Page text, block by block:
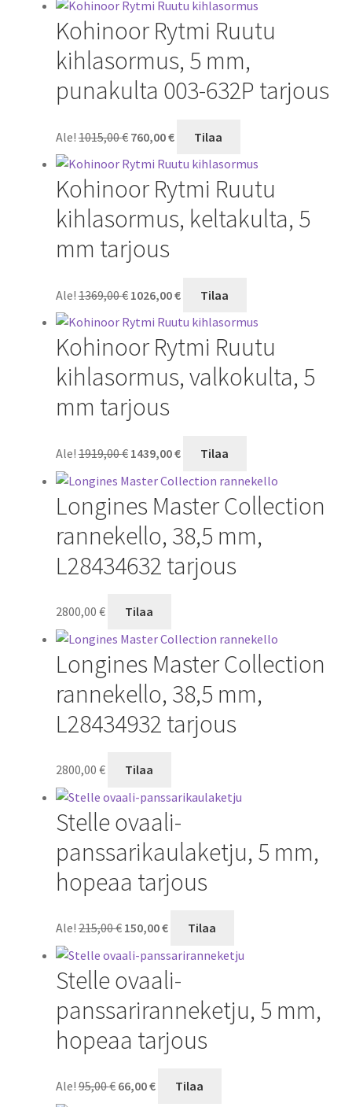
oli:
2059,00 €.
on:
1544,00 €.
Kohinoor Rytmi Ruutu
kihlasormus, 5 mm,
punakulta 003-632P tarjous
Ale!1015,00€
hinta
oli:
1015,00 €.
760,00€
on:
760,00 €.
Tilaa
Kohinoor Rytmi Ruutu
kihlasormus, keltakulta, 5
mm tarjous
Ale!1369,00€
hinta
oli:
1369,00 €.
1026,00€
on:
1026,00 €.
Tilaa
Kohinoor Rytmi Ruutu
kihlasormus, valkokulta, 5
mm tarjous
Ale!1919,00€
hinta
oli:
1919,00 €.
1439,00€
on:
1439,00 €.
Tilaa
Longines Master Collection
rannekello, 38,5 mm,
L28434632 tarjous
2800,00 € Tilaa
Longines Master Collection
rannekello, 38,5 mm,
L28434932 tarjous
2800,00 € Tilaa
Stelle ovaali-
panssarikaulaketju, 5 mm,
hopeaa tarjous
Ale!215,00€
hinta
oli:
215,00 €.
150,00€
on:
150,00 €.
Tilaa
Stelle ovaali-
panssariranneketju, 5 mm,
hopeaa tarjous
Ale!95,00€
hinta
66,00€ Tilaa